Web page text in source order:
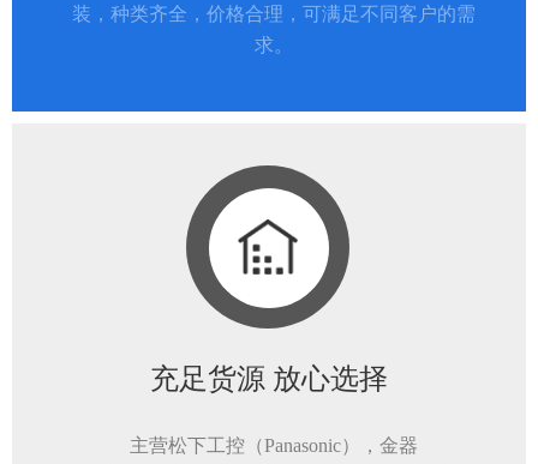
装，种类齐全，价格合理，可满足不同客户的需
求。
充足货源 放心选择
主营松下工控（Panasonic），金器